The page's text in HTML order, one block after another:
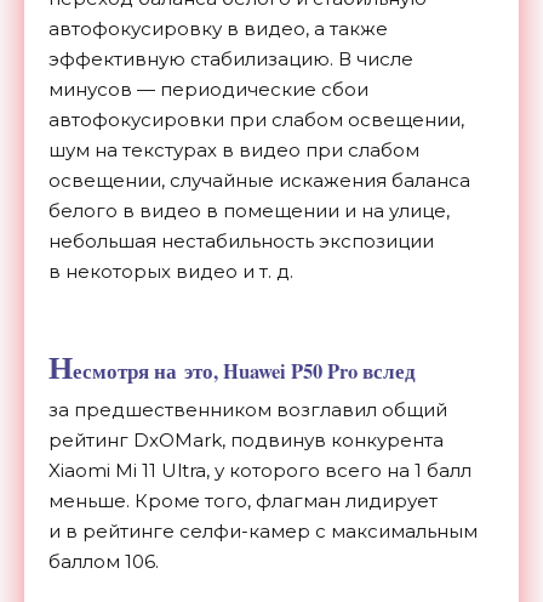
автофокусировку в видео, а также
эффективную стабилизацию. В числе
минусов — периодические сбои
автофокусировки при слабом освещении,
шум на текстурах в видео при слабом
освещении, случайные искажения баланса
белого в видео в помещении и на улице,
небольшая нестабильность экспозиции
в некоторых видео и т. д.
Несмотря на это, Huawei P50 Pro вслед
за предшественником возглавил общий
рейтинг DxOMark, подвинув конкурента
Xiaomi Mi 11 Ultra, у которого всего на 1 балл
меньше. Кроме того, флагман лидирует
и в рейтинге селфи-камер с максимальным
баллом 106.